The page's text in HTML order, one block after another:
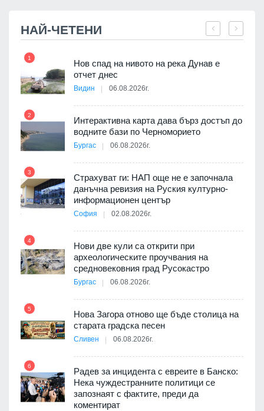
НАЙ-ЧЕТЕНИ
1
Нов спад на нивото на река Дунав е
отчет днес
Видин 06.08.2026г.
2
Интерактивна карта дава бърз достъп до
водните бази по Черноморието
Бургас 06.08.2026г.
3
Страхуват ги: НАП още не е започнала
данъчна ревизия на Руския културно-
информационен център
София 02.08.2026г.
4
Нови две кули са открити при
археологическите проучвания на
средновековния град Русокастро
Бургас 06.08.2026г.
5
Нова Загора отново ще бъде столица на
старата градска песен
Сливен 06.08.2026г.
6
Радев за инцидента с евреите в Банско:
Нека чуждестранните политици се
запознаят с фактите, преди да
коментират